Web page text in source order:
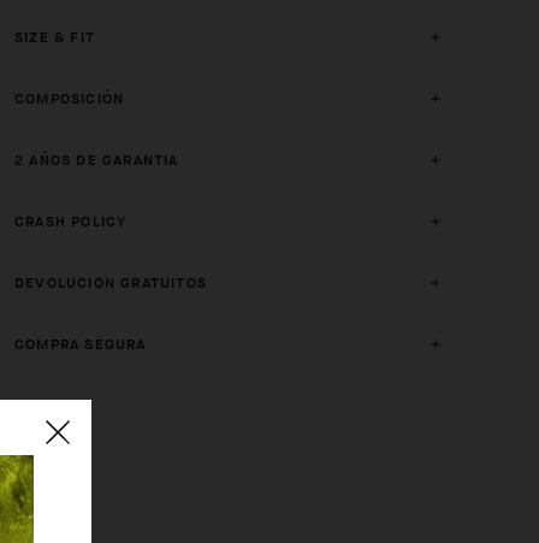
SIZE & FIT
COMPOSICIÓN
2 AÑOS DE GARANTIA
CRASH POLICY
DEVOLUCION GRATUITOS
COMPRA SEGURA